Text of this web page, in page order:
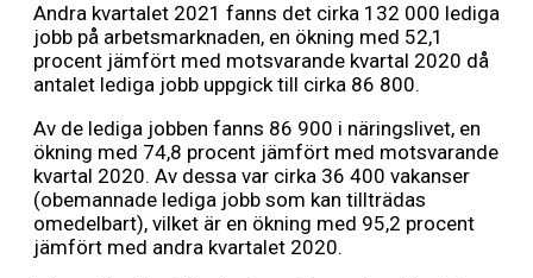
Andra kvartalet 2021 fanns det cirka 132 000 lediga
jobb på arbetsmarknaden, en ökning med 52,1
procent jämfört med motsvarande kvartal 2020 då
antalet lediga jobb uppgick till cirka 86 800.
Av de lediga jobben fanns 86 900 i näringslivet, en
ökning med 74,8 procent jämfört med motsvarande
kvartal 2020. Av dessa var cirka 36 400 vakanser
(obemannade lediga jobb som kan tillträdas
omedelbart), vilket är en ökning med 95,2 procent
jämfört med andra kvartalet 2020.